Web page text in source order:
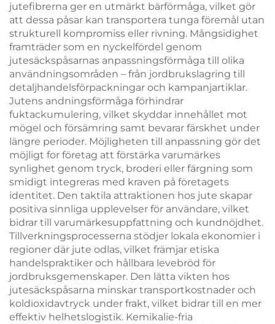
jutefibrerna ger en utmärkt bärförmåga, vilket gör
att dessa påsar kan transportera tunga föremål utan
strukturell kompromiss eller rivning. Mångsidighet
framträder som en nyckelfördel genom
jutesäckspåsarnas anpassningsförmåga till olika
användningsområden – från jordbrukslagring till
detaljhandelsförpackningar och kampanjartiklar.
Jutens andningsförmåga förhindrar
fuktackumulering, vilket skyddar innehållet mot
mögel och försämring samt bevarar färskhet under
längre perioder. Möjligheten till anpassning gör det
möjligt for företag att förstärka varumärkes
synlighet genom tryck, broderi eller färgning som
smidigt integreras med kraven på företagets
identitet. Den taktila attraktionen hos jute skapar
positiva sinnliga upplevelser för användare, vilket
bidrar till varumärkesuppfattning och kundnöjdhet.
Tillverkningsprocesserna stödjer lokala ekonomier i
regioner där jute odlas, vilket främjar etiska
handelspraktiker och hållbara levebröd för
jordbruksgemenskaper. Den lätta vikten hos
jutesäckspåsarna minskar transportkostnader och
koldioxidavtryck under frakt, vilket bidrar till en mer
effektiv helhetslogistik. Kemikalie-fria